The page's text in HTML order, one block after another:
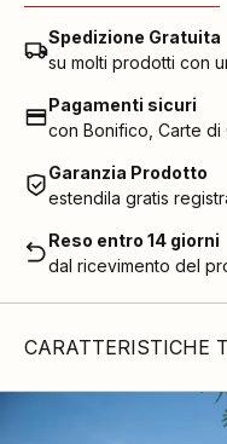
Spedizione Gratuita
su molti prodotti con
Pagamenti sicuri
con Bonifico, Carte di
Garanzia Prodotto
estendila gratis
Reso entro 14 giorni
dal ricevimento del
CARATTERISTICHE